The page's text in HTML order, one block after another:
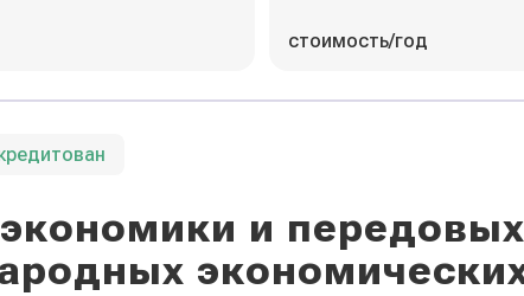
стоимость/год
и передовых